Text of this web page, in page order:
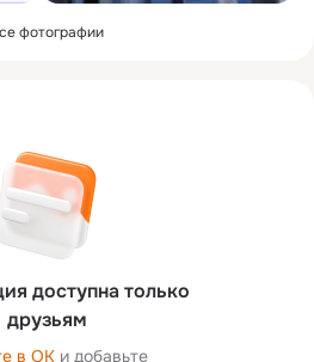
фотографии
доступна только
друзьям
в ОК и добавьте